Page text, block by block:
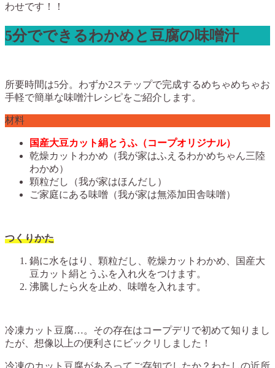
わせです！！
5分でできるわかめと豆腐の味噌汁
所要時間は5分。わずか2ステップで完成するめちゃめちゃお
手軽で簡単な味噌汁レシピをご紹介します。
材料
国産大豆カット絹とうふ（コープオリジナル）
乾燥カットわかめ（我が家はふえるわかめちゃん三陸
わかめ）
顆粒だし（我が家はほんだし）
ご家庭にある味噌（我が家は無添加田舎味噌）
つくりかた
鍋に水をはり、顆粒だし、乾燥カットわかめ、国産大
豆カット絹とうふを入れ火をつけます。
沸騰したら火を止め、味噌を入れます。
冷凍カット豆腐…。その存在はコープデリで初めて知りまし
たが、想像以上の便利さにビックリしました！